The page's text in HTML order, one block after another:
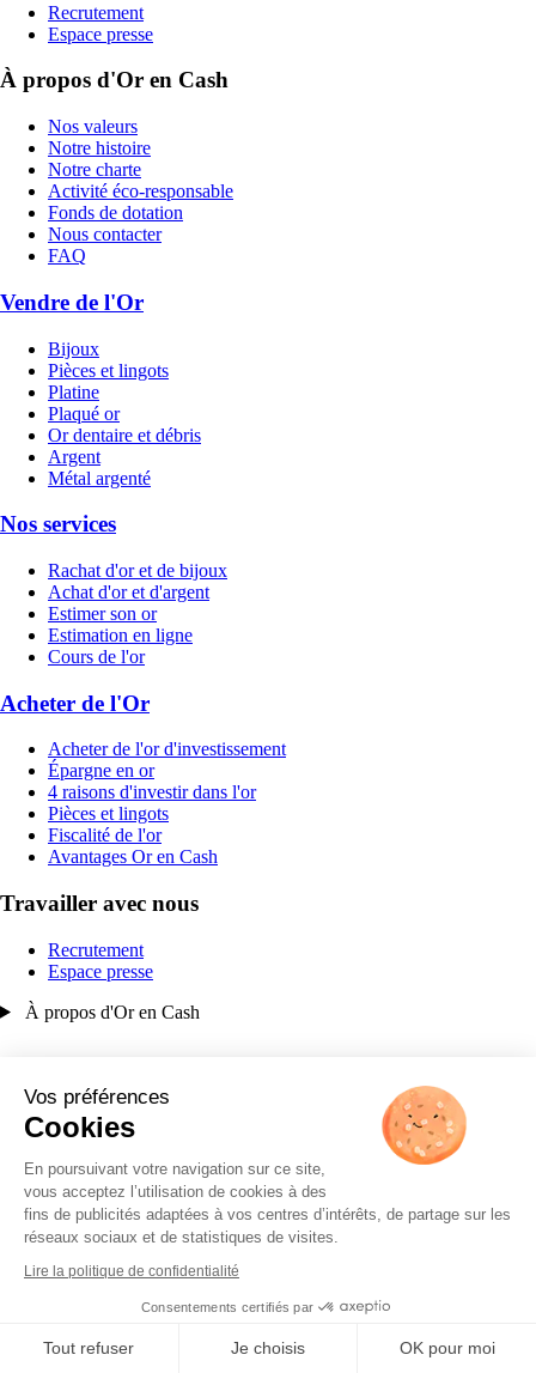
Vos préférences
Cookies
En poursuivant votre navigation sur ce site,
vous acceptez l’utilisation de cookies à des
fins de publicités adaptées à vos centres d’intérêts, de partage sur les
réseaux sociaux et de statistiques de visites.
Lire la politique de confidentialité
Consentements certifiés par
Tout refuser Je choisis OK pour moi
Recrutement
Espace presse
À propos d'Or en Cash
Nos valeurs
Notre histoire
Notre charte
Activité éco-responsable
Fonds de dotation
Nous contacter
FAQ
Vendre de l'Or
Bijoux
Pièces et lingots
Platine
Plaqué or
Or dentaire et débris
Argent
Métal argenté
Nos services
Rachat d'or et de bijoux
Achat d'or et d'argent
Estimer son or
Estimation en ligne
Cours de l'or
Acheter de l'Or
Acheter de l'or d'investissement
Épargne en or
4 raisons d'investir dans l'or
Pièces et lingots
Fiscalité de l'or
Avantages Or en Cash
Travailler avec nous
Recrutement
Espace presse
À propos d'Or en Cash